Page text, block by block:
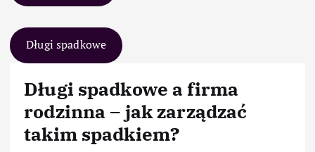
Długi spadkowe
Długi spadkowe a firma
rodzinna – jak zarządzać
takim spadkiem?